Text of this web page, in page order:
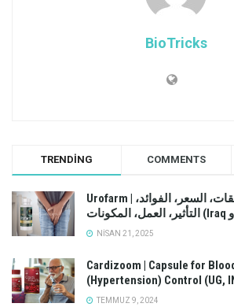
BioTricks
TRENDING COMMENTS
Urofarm | الكبسولة، التعليقات، السعر، الفوائد،
NISAN 21, 2025
Cardizoom | Capsule for
(Hypertension) Control (UG,
TEMMUZ 9, 2024